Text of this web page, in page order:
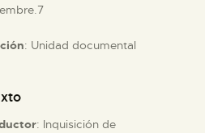
: Unidad documental
: Inquisición de